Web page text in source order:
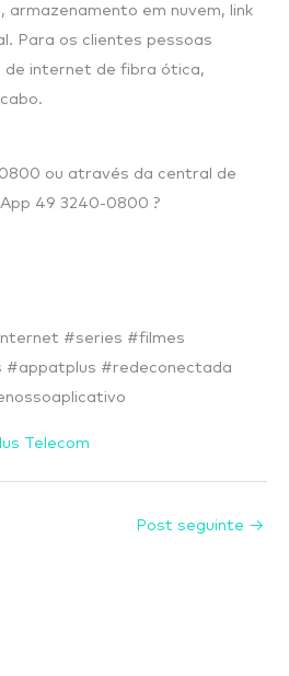
em nuvem, link
Para os clientes pessoas
de internet de fibra ótica,
ou através da central de
49 3240-0800 ?
#series #filmes
#appatplus #redeconectada
Telecom
Post seguinte →